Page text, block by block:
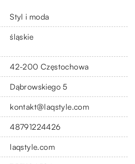
Styl i moda
śląskie
42-200 Częstochowa
Dąbrowskiego 5
kontakt@laqstyle.com
48791224426
laqstyle.com